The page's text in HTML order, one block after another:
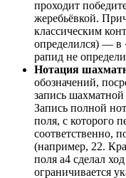
проходит
жеребьёвкой.
классическим
определился) — в
рапид не
Нотация
обозначений,
запись
Запись полной
поля, с которого
соответственно,
(например, 22.
поля а4 сделал
ограничивается